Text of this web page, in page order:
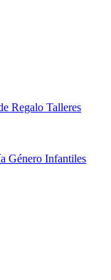
Regalo Talleres
Género Infantiles